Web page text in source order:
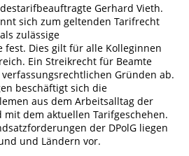
Gerhard Vieth.
sich zum geltenden Tarifrecht
zulässige
fest. Dies gilt für alle Kolleginnen
Ein Streikrecht für Beamte
Gründen ab.
beschäftigt sich die
aus dem Arbeitsalltag der
dem aktuellen Tarifgeschehen.
der DPolG liegen
und Ländern vor.